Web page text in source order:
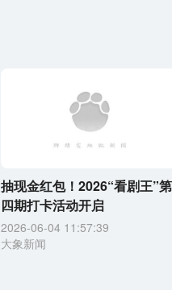
抽现金红包！2026“看剧王”第
四期打卡活动开启
2026-06-04 11:57:39
大象新闻